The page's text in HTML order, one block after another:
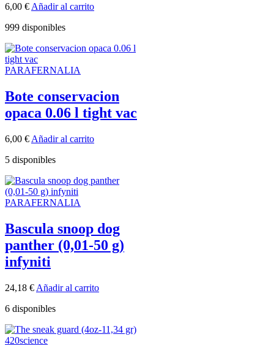
6,00 € Añadir al carrito
999 disponibles
PARAFERNALIA
Bote conservacion
opaca 0.06 l tight vac
6,00 € Añadir al carrito
5 disponibles
PARAFERNALIA
Bascula snoop dog
panther (0,01-50 g)
infyniti
24,18 € Añadir al carrito
6 disponibles